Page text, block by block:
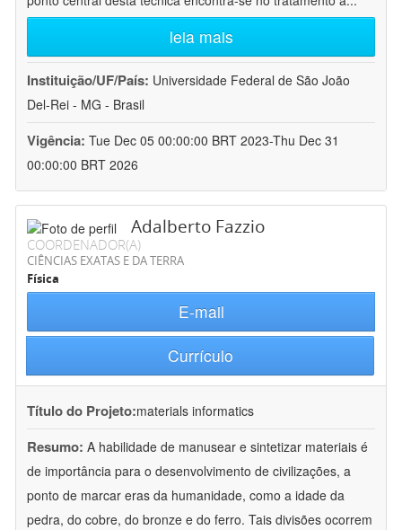
leia mais
Instituição/UF/País: Universidade Federal de São João
Del-Rei - MG - Brasil
Vigência: Tue Dec 05 00:00:00 BRT 2023-Thu Dec 31
00:00:00 BRT 2026
Adalberto Fazzio
COORDENADOR(A)
CIÊNCIAS EXATAS E DA TERRA
Física
E-mail
Currículo
Título do Projeto:materials informatics
Resumo: A habilidade de manusear e sintetizar materiais é
de importância para o desenvolvimento de civilizações, a
ponto de marcar eras da humanidade, como a idade da
pedra, do cobre, do bronze e do ferro. Tais divisões ocorrem